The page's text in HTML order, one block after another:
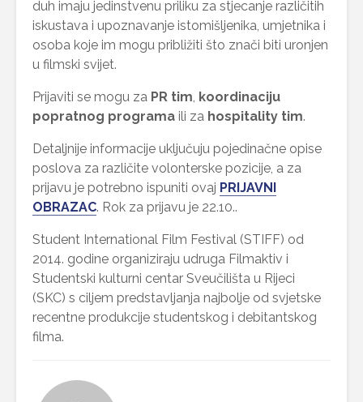
duh imaju jedinstvenu priliku za stjecanje različitih
iskustava i upoznavanje istomišljenika, umjetnika i
osoba koje im mogu približiti što znači biti uronjen
u filmski svijet.
Prijaviti se mogu za PR tim, koordinaciju
popratnog programa ili za hospitality tim.
Detaljnije informacije uključuju pojedinačne opise
poslova za različite volonterske pozicije, a za
prijavu je potrebno ispuniti ovaj PRIJAVNI
OBRAZAC. Rok za prijavu je 22.10..
Student International Film Festival (STIFF) od
2014. godine organiziraju udruga Filmaktiv i
Studentski kulturni centar Sveučilišta u Rijeci
(SKC) s ciljem predstavljanja najbolje od svjetske
recentne produkcije studentskog i debitantskog
filma.